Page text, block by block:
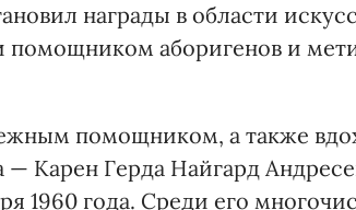
награды в области
помощником аборигенов и
помощником, а также
— Карен Герда Найгард
1960 года. Среди его